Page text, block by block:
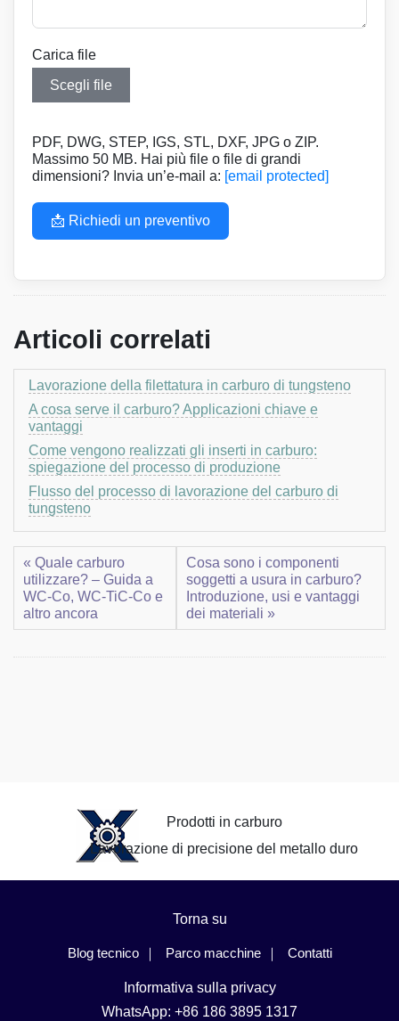
Carica file
Scegli file
PDF, DWG, STEP, IGS, STL, DXF, JPG o ZIP.
Massimo 50 MB. Hai più file o file di grandi
dimensioni? Invia un’e-mail a: [email protected]
📩 Richiedi un preventivo
Articoli correlati
Lavorazione della filettatura in carburo di tungsteno
A cosa serve il carburo? Applicazioni chiave e
vantaggi
Come vengono realizzati gli inserti in carburo:
spiegazione del processo di produzione
Flusso del processo di lavorazione del carburo di
tungsteno
« Quale carburo
utilizzare? – Guida a
WC-Co, WC-TiC-Co e
altro ancora
Cosa sono i componenti
soggetti a usura in carburo?
Introduzione, usi e vantaggi
dei materiali »
Prodotti in carburo
Lavorazione di precisione del metallo duro
Torna su
Blog tecnico Parco macchine Contatti
Informativa sulla privacy
WhatsApp: +86 186 3895 1317